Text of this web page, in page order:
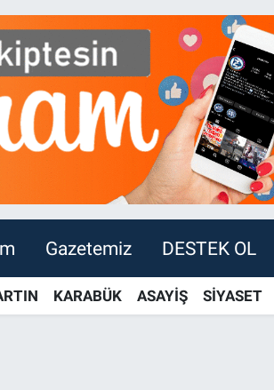
Gazetemiz DESTEK OL
KARABÜK ASAYİŞ SİYASET